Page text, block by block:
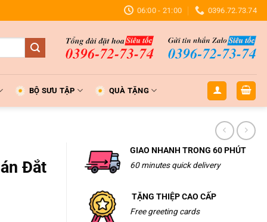
06:00 - 21:00 0396.72.73.74
BỘ SƯU TẬP QUÀ TẶNG
GIAO NHANH TRONG 60 PHÚT
60 minutes quick delivery
TẶNG THIỆP CAO CẤP
Free greeting cards
Đắt